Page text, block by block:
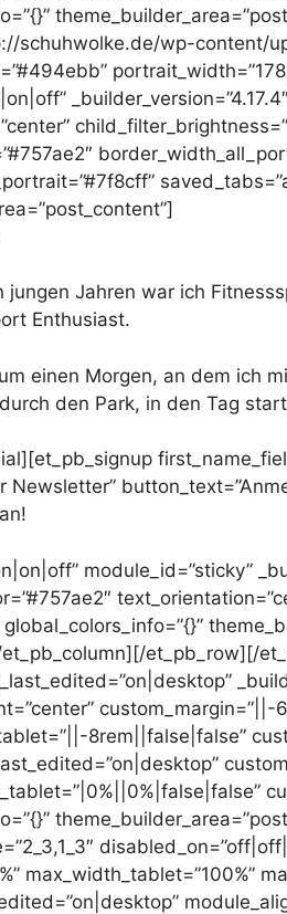
schuhwolke.de/wp-content/
jungen Jahren war ich
Enthusiast.
einen Morgen, an dem ich
den Park, in den Tag
Newsletter”
module_id=”sticky”
et_pb_row][/
8rem||false|false”
max_width_tablet=”100%”